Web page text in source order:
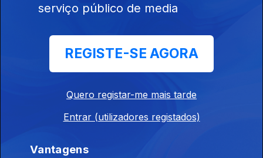
Convidado: João Moura
serviço público de media
REGISTE-SE AGORA
Quero registar-me mais tarde
Entrar (utilizadores registados)
Vantagens